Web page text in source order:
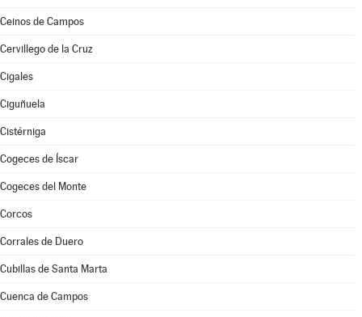
Ceinos de Campos
Cervillego de la Cruz
Cigales
Ciguñuela
Cistérniga
Cogeces de Íscar
Cogeces del Monte
Corcos
Corrales de Duero
Cubillas de Santa Marta
Cuenca de Campos